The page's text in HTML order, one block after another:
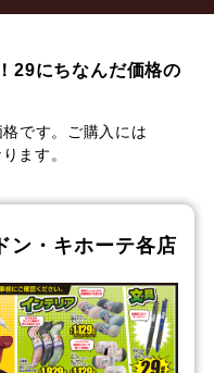
29にちなんだ価格の
です。ご購入には
ます。
ン・キホーテ各店